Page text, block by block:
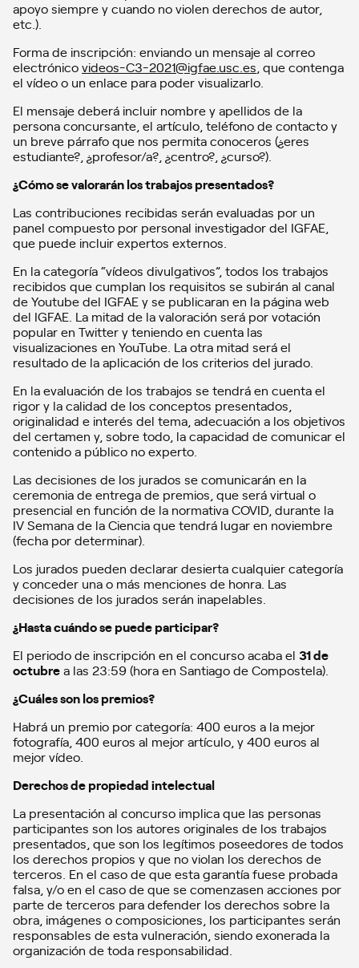
apoyo siempre y cuando no violen derechos de autor,
etc.).
Forma de inscripción: enviando un mensaje al correo
electrónicovideos-C3-2021@igfae.usc.es , que contenga
el vídeo o un enlace para poder visualizarlo.
El mensaje deberá incluir nombre y apellidos de la
persona concursante, el artículo, teléfono de contacto y
un breve párrafo que nos permita conoceros (¿eres
estudiante?, ¿profesor/a?, ¿centro?, ¿curso?).
¿Cómo se valorarán los trabajos presentados?
Las contribuciones recibidas serán evaluadas por un
panel compuesto por personal investigador del IGFAE,
que puede incluir expertos externos.
En la categoría “vídeos divulgativos”, todos los trabajos
recibidos que cumplan los requisitos se subirán al canal
de Youtube del IGFAE y se publicaran en la página web
del IGFAE. La mitad de la valoración será por votación
popular en Twitter y teniendo en cuenta las
visualizaciones en YouTube. La otra mitad será el
resultado de la aplicación de los criterios del jurado.
En la evaluación de los trabajos se tendrá en cuenta el
rigor y la calidad de los conceptos presentados,
originalidad e interés del tema, adecuación a los objetivos
del certamen y, sobre todo, la capacidad de comunicar el
contenido a público no experto.
Las decisiones de los jurados se comunicarán en la
ceremonia de entrega de premios, que será virtual o
presencial en función de la normativa COVID, durante la
IV Semana de la Ciencia que tendrá lugar en noviembre
(fecha por determinar).
Los jurados pueden declarar desierta cualquier categoría
y conceder una o más menciones de honra. Las
decisiones de los jurados serán inapelables.
¿Hasta cuándo se puede participar?
El periodo de inscripción en el concurso acaba el 31 de
octubrea las 23:59 (hora en Santiago de Compostela).
¿Cuáles son los premios?
Habrá un premio por categoría: 400 euros a la mejor
fotografía, 400 euros al mejor artículo, y 400 euros al
mejor vídeo.
Derechos de propiedad intelectual
La presentación al concurso implica que las personas
participantes son los autores originales de los trabajos
presentados, que son los legítimos poseedores de todos
los derechos propios y que no violan los derechos de
terceros. En el caso de que esta garantía fuese probada
falsa, y/o en el caso de que se comenzasen acciones por
parte de terceros para defender los derechos sobre la
obra, imágenes o composiciones, los participantes serán
responsables de esta vulneración, siendo exonerada la
organización de toda responsabilidad.